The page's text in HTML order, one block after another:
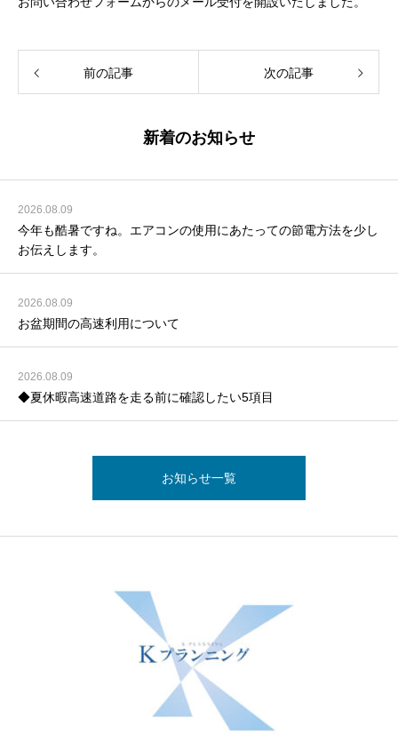
前の記事 次の記事
新着のお知らせ
2026.08.09
今年も酷暑ですね。エアコンの使用にあたっての節電方法を少し
お伝えします。
2026.08.09
お盆期間の高速利用について
2026.08.09
◆夏休暇高速道路を走る前に確認したい5項目
お知らせ一覧